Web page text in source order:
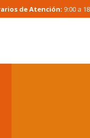
de Atención: 9:00 a